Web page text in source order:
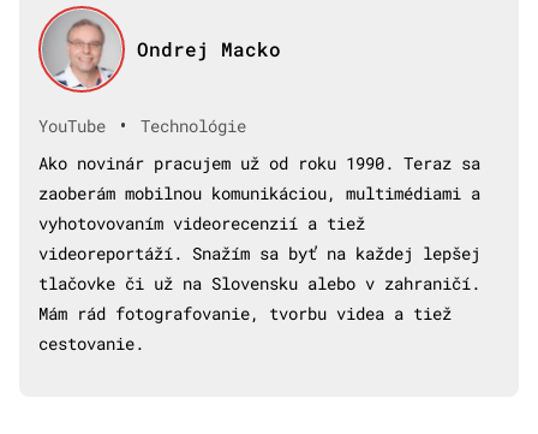
Ondrej Macko
YouTube •
Technológie
Ako novinár pracujem už od roku 1990. Teraz sa
zaoberám mobilnou komunikáciou, multimédiami a
vyhotovovaním videorecenzií a tiež
videoreportáží. Snažím sa byť na každej lepšej
tlačovke či už na Slovensku alebo v zahraničí.
Mám rád fotografovanie, tvorbu videa a tiež
cestovanie.